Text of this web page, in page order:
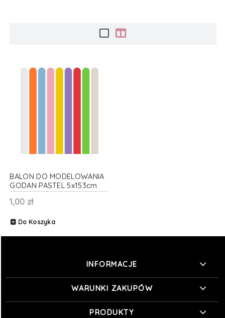
BALON DO MODELOWANIA
GODAN PASTEL 5x153cm
1szt
1,00 zł
Do Koszyka
INFORMACJE
WARUNKI ZAKUPÓW
PRODUKTY